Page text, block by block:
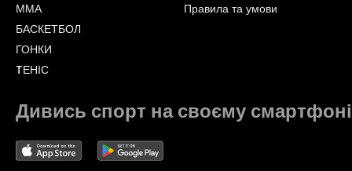
ММА
БАСКЕТБОЛ
ГОНКИ
TЕНІС
Правила та умови
Дивись спорт на своєму смартфоні